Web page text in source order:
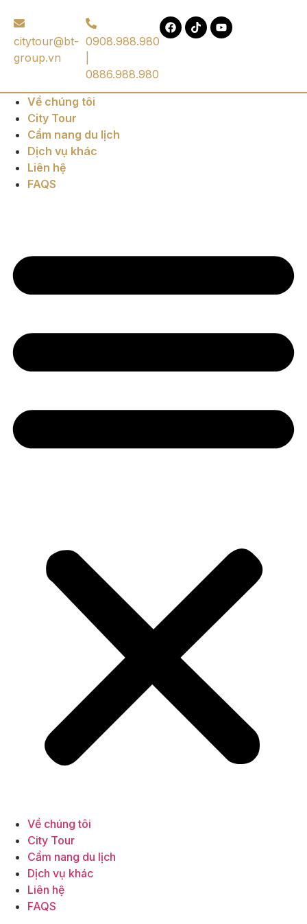
citytour@bt-
group.vn
0908.988.980
0886.988.980
Về chúng tôi
City Tour
Cẩm nang du lịch
Dịch vụ khác
Liên hệ
FAQS
Về chúng tôi
City Tour
Cẩm nang du lịch
Dịch vụ khác
Liên hệ
FAQS